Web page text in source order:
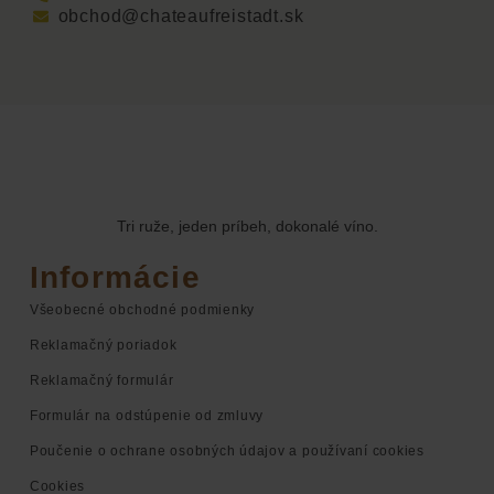
obchod@chateaufreistadt.sk
Tri ruže, jeden príbeh, dokonalé víno.
Informácie
Všeobecné obchodné podmienky
Reklamačný poriadok
Reklamačný formulár
Formulár na odstúpenie od zmluvy
Poučenie o ochrane osobných údajov a používaní cookies
Cookies